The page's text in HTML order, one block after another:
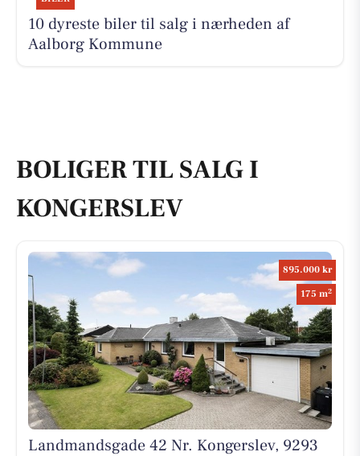
10 dyreste biler til salg i nærheden af
Aalborg Kommune
BOLIGER TIL SALG I
KONGERSLEV
895.000 kr
175 m2
Landmandsgade 42 Nr. Kongerslev, 9293